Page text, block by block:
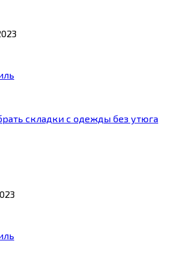
складки с одежды без утюга